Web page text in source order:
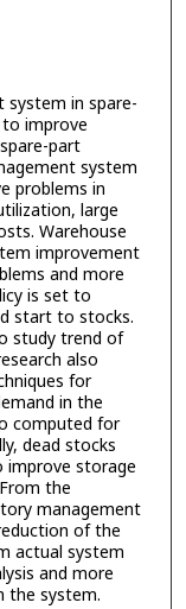
system in spare-
improve
part
system
problems in
large
Warehouse
improvement
and more
is set to
start to stocks.
study trend of
also
for
in the
computed for
dead stocks
improve storage
the
management
of the
actual system
and more
the system.